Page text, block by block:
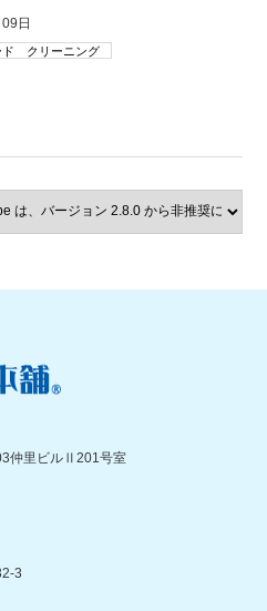
日
ド クリーニング
仲里ビルⅡ201号室
3